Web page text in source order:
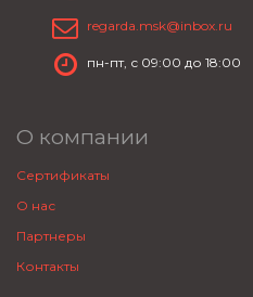
regarda.msk@inbox.ru
пн-пт, с 09:00 до 18:00
О компании
Сертификаты
О нас
Партнеры
Контакты